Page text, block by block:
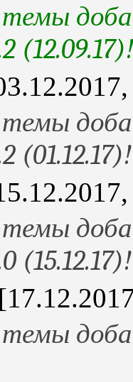
(12.09.17)!
(01.12.17)!
(15.12.17)!